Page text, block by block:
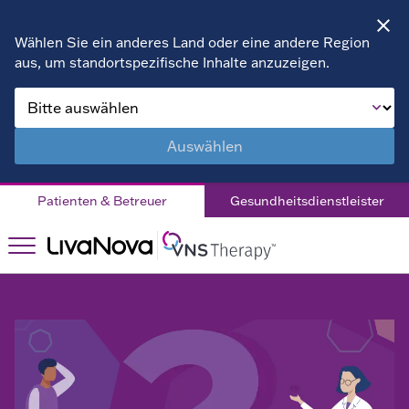
Wählen Sie ein anderes Land oder eine andere Region
aus, um standortspezifische Inhalte anzuzeigen.
Auswählen
Patienten & Betreuer Gesundheitsdienstleister
Über VNS Therapy
Leben mit DRE
Patientengeschichten
für Sie?
Krankenhaus
Finden
Unterstützung Unterstützung